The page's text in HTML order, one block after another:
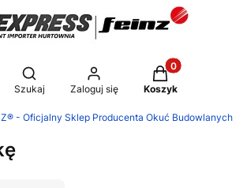
Otwórz wyszukiwarkę
Szukaj Zaloguj się
Produkty w
Koszyk
- Oficjalny Sklep Producenta Okuć Budowlanych